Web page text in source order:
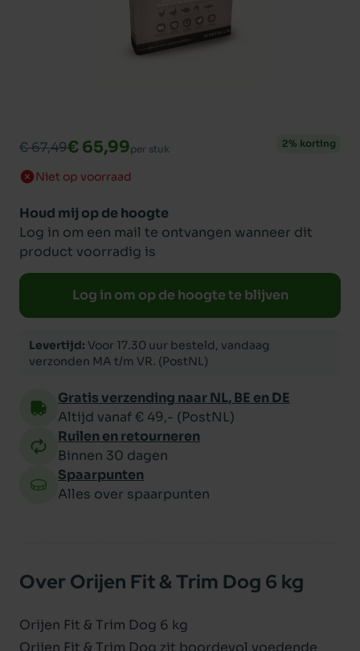
€ 67,49€ 65,99per stuk 2% korting
Niet op voorraad
Houd mij op de hoogte
Log in om een mail te ontvangen wanneer dit
product voorradig is
Log in om op de hoogte te blijven
Levertijd: Voor 17.30 uur besteld, vandaag
verzonden MA t/m VR. (PostNL)
Gratis verzending naar NL, BE en DE
Altijd vanaf € 49,- (PostNL)
Ruilen en retourneren
Binnen 30 dagen
Spaarpunten
Alles over spaarpunten
Over Orijen Fit & Trim Dog 6 kg
Orijen Fit & Trim Dog 6 kg
Orijen Fit & Trim Dog zit boordevol voedende